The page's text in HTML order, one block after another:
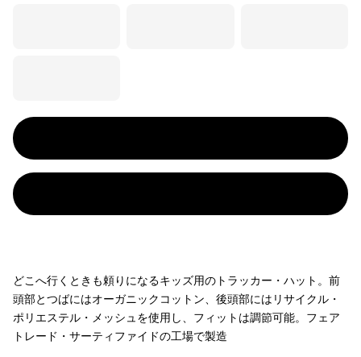
どこへ行くときも頼りになるキッズ用のトラッカー・ハット。前
頭部とつばにはオーガニックコットン、後頭部にはリサイクル・
ポリエステル・メッシュを使用し、フィットは調節可能。フェア
トレード・サーティファイドの工場で製造